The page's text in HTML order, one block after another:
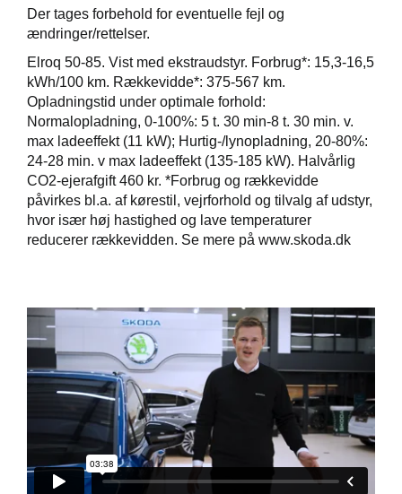
Der tages forbehold for eventuelle fejl og
ændringer/rettelser.
Elroq 50-85. Vist med ekstraudstyr. Forbrug*: 15,3-16,5
kWh/100 km. Rækkevidde*: 375-567 km.
Opladningstid under optimale forhold:
Normalopladning, 0-100%: 5 t. 30 min-8 t. 30 min. v.
max ladeeffekt (11 kW); Hurtig-/lynopladning, 20-80%:
24-28 min. v max ladeeffekt (135-185 kW). Halvårlig
CO2-ejerafgift 460 kr. *Forbrug og rækkevidde
påvirkes bl.a. af kørestil, vejrforhold og tilvalg af udstyr,
hvor især høj hastighed og lave temperaturer
reducerer rækkevidden. Se mere på www.skoda.dk